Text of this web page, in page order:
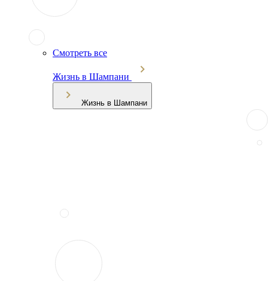
Смотреть все
Жизнь в Шампани
Жизнь в Шампани